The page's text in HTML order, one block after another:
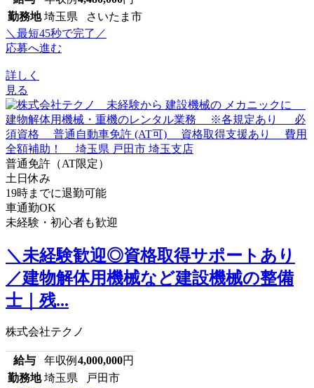
勤務地 埼玉県 さいたま市
＼最短45秒で完了／
応募へ進む
詳しく
見る
普通免許（AT限定）
土日休み
19時までに退勤可能
車通勤OK
未経験・初心者も歓迎
＼未経験歓迎◎資格取得サポートあり
／建物解体用機械など建設機械の整備
士｜残...
株式会社テクノ
給与 年収例 4,000,000円
勤務地 埼玉県 戸田市